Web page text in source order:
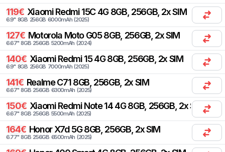
119€ Xiaomi Redmi 15C 4G 8GB, 256GB, 2x SIM
6.9" 8GB 256GB 6000mAh (2025)
127€ Motorola Moto G05 8GB, 256GB, 2x SIM
6.67" 8GB 256GB 5200mAh (2024)
140€ Xiaomi Redmi 15 4G 8GB, 256GB, 2x SIM
6.9" 8GB 256GB 7000mAh (2025)
141€ Realme C71 8GB, 256GB, 2x SIM
6.67" 8GB 256GB 6300mAh (2025)
150€ Xiaomi Redmi Note 14 4G 8GB, 256GB, 2x SIM
6.67" 8GB 256GB 5500mAh (2025)
164€ Honor X7d 5G 8GB, 256GB, 2x SIM
6.77" 8GB 256GB 6500mAh (2025)